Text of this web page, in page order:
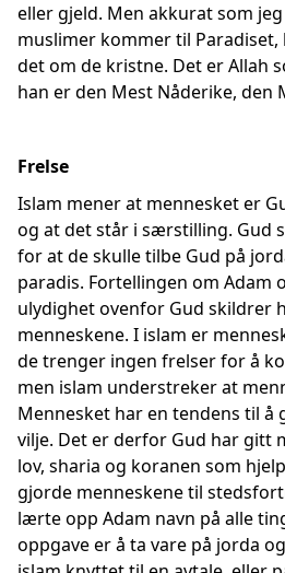
eller gjeld. Men akkurat som
muslimer kommer til Paradiset,
det om de kristne. Det er Allah
han er den Mest Nåderike, den
Frelse
Islam mener at mennesket er
og at det står i særstilling. Gud
for at de skulle tilbe Gud på
paradis. Fortellingen om Adam
ulydighet ovenfor Gud skildrer
menneskene. I islam er
de trenger ingen frelser for å
men islam understreker at
Mennesket har en tendens til å
vilje. Det er derfor Gud har gitt
lov, sharia og koranen som
gjorde menneskene til
lærte opp Adam navn på alle
oppgave er å ta vare på jorda